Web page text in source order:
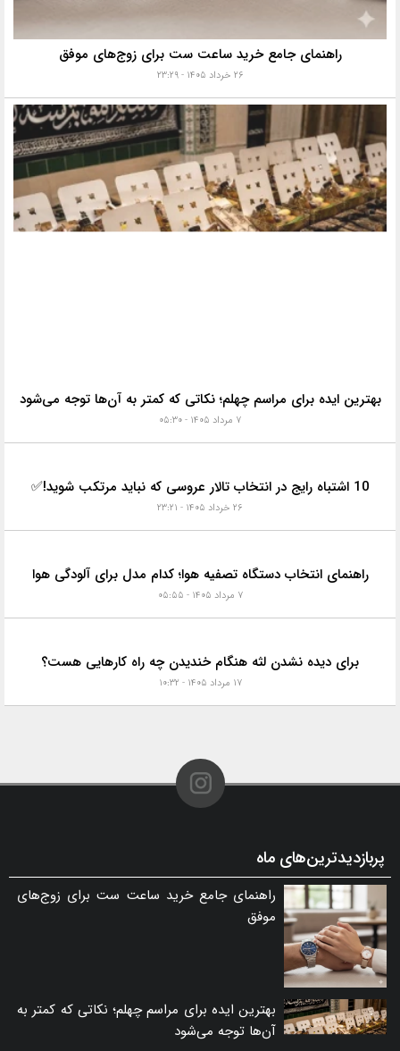
راهنمای جامع خرید ساعت ست برای زوج‌های موفق
۲۶ خرداد ۱۴۰۵ - ۲۳:۲۹
بهترین ایده برای مراسم چهلم؛ نکاتی که کمتر به آن‌ها توجه می‌شود
۷ مرداد ۱۴۰۵ - ۰۵:۳۰
10 اشتباه رایج در انتخاب تالار عروسی که نباید مرتکب شوید!✅
۲۶ خرداد ۱۴۰۵ - ۲۳:۲۱
راهنمای انتخاب دستگاه تصفیه هوا؛ کدام مدل برای آلودگی هوا
۷ مرداد ۱۴۰۵ - ۰۵:۵۵
برای دیده نشدن لثه هنگام خندیدن چه راه کارهایی هست؟
۱۷ مرداد ۱۴۰۵ - ۱۰:۳۲
پربازدیدترین‌های ماه
راهنمای جامع خرید ساعت ست برای زوج‌های
موفق
بهترین ایده برای مراسم چهلم؛ نکاتی که کمتر به
آن‌ها توجه می‌شود